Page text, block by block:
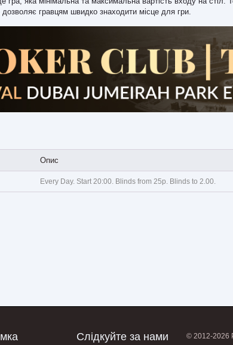
гравцям швидко знаходити місце для гри.
Опис
Every Day. Start 20:00. Blinds from 25p. Blinds to 2.00.
Слідкуйте за нами © 2012-2026